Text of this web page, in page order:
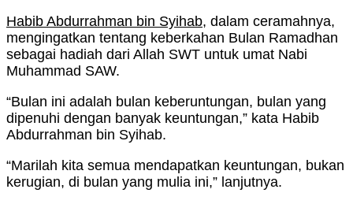
Habib Abdurrahman bin Syihab, dalam ceramahnya,
mengingatkan tentang keberkahan Bulan Ramadhan
sebagai hadiah dari Allah SWT untuk umat Nabi
Muhammad SAW.
“Bulan ini adalah bulan keberuntungan, bulan yang
dipenuhi dengan banyak keuntungan,” kata Habib
Abdurrahman bin Syihab.
“Marilah kita semua mendapatkan keuntungan, bukan
kerugian, di bulan yang mulia ini,” lanjutnya.